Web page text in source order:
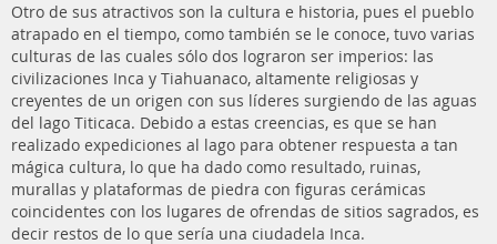
Otro de sus atractivos son la cultura e historia, pues el pueblo
atrapado en el tiempo, como también se le conoce, tuvo varias
culturas de las cuales sólo dos lograron ser imperios: las
civilizaciones Inca y Tiahuanaco, altamente religiosas y
creyentes de un origen con sus líderes surgiendo de las aguas
del lago Titicaca. Debido a estas creencias, es que se han
realizado expediciones al lago para obtener respuesta a tan
mágica cultura, lo que ha dado como resultado, ruinas,
murallas y plataformas de piedra con figuras cerámicas
coincidentes con los lugares de ofrendas de sitios sagrados, es
decir restos de lo que sería una ciudadela Inca.